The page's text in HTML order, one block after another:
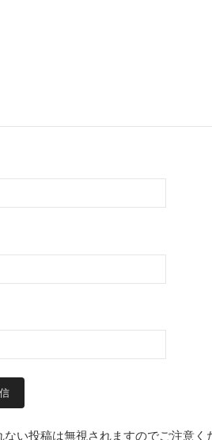
ない投稿は無視されますのでご注意く